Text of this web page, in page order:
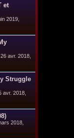
et
2019,
26 avr. 2018,
Struggle
avr. 2018,
2018,